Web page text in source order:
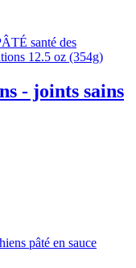
- joints sains